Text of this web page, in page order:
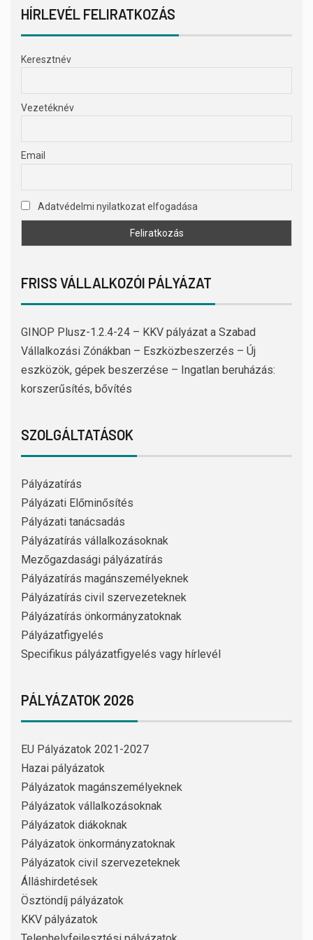
HÍRLEVÉL FELIRATKOZÁS
Keresztnév
Vezetéknév
Email
Adatvédelmi nyilatkozat elfogadása
FRISS VÁLLALKOZÓI PÁLYÁZAT
GINOP Plusz-1.2.4-24 – KKV pályázat a Szabad
Vállalkozási Zónákban – Eszközbeszerzés – Új
eszközök, gépek beszerzése – Ingatlan beruházás:
korszerűsítés, bővítés
SZOLGÁLTATÁSOK
Pályázatírás
Pályázati Előminősítés
Pályázati tanácsadás
Pályázatírás vállalkozásoknak
Mezőgazdasági pályázatírás
Pályázatírás magánszemélyeknek
Pályázatírás civil szervezeteknek
Pályázatírás önkormányzatoknak
Pályázatfigyelés
Specifikus pályázatfigyelés vagy hírlevél
PÁLYÁZATOK 2026
EU Pályázatok 2021-2027
Hazai pályázatok
Pályázatok magánszemélyeknek
Pályázatok vállalkozásoknak
Pályázatok diákoknak
Pályázatok önkormányzatoknak
Pályázatok civil szervezeteknek
Álláshirdetések
Ösztöndíj pályázatok
KKV pályázatok